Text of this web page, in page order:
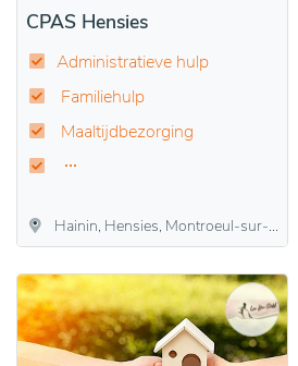
CPAS Hensies
Administratieve hulp
Familiehulp
Maaltijdbezorging
Hainin, Hensies, Montroeul-sur-Haine, Thulin